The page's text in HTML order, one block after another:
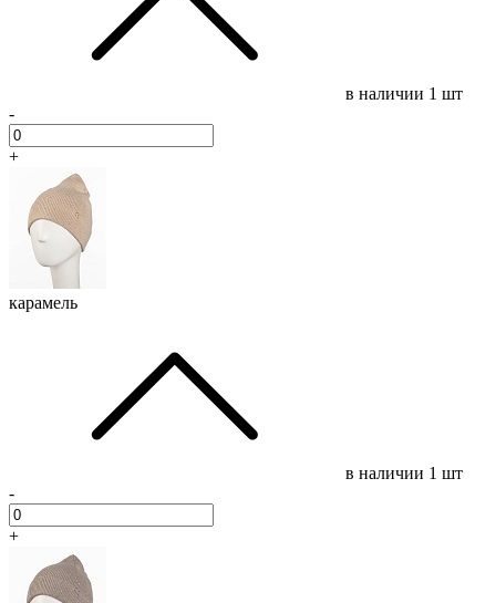
в наличии 1 шт
-
+
карамель
в наличии 1 шт
-
+